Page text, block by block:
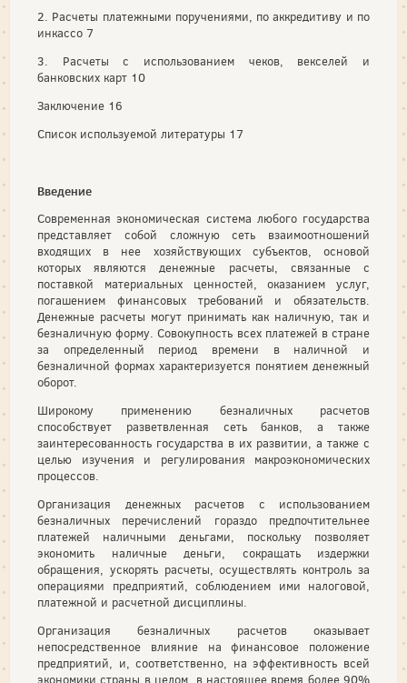
2. Расчеты платежными поручениями, по аккредитиву и по
инкассо 7
3. Расчеты с использованием чеков, векселей и
банковских карт 10
Заключение 16
Список используемой литературы 17
Введение
Современная экономическая система любого государства
представляет собой сложную сеть взаимоотношений
входящих в нее хозяйствующих субъектов, основой
которых являются денежные расчеты, связанные с
поставкой материальных ценностей, оказанием услуг,
погашением финансовых требований и обязательств.
Денежные расчеты могут принимать как наличную, так и
безналичную форму. Совокупность всех платежей в стране
за определенный период времени в наличной и
безналичной формах характеризуется понятием денежный
оборот.
Широкому применению безналичных расчетов
способствует разветвленная сеть банков, а также
заинтересованность государства в их развитии, а также с
целью изучения и регулирования макроэкономических
процессов.
Организация денежных расчетов с использованием
безналичных перечислений гораздо предпочтительнее
платежей наличными деньгами, поскольку позволяет
экономить наличные деньги, сокращать издержки
обращения, ускорять расчеты, осуществлять контроль за
операциями предприятий, соблюдением ими налоговой,
платежной и расчетной дисциплины.
Организация безналичных расчетов оказывает
непосредственное влияние на финансовое положение
предприятий, и, соответственно, на эффективность всей
экономики страны в целом. в настоящее время более 90%